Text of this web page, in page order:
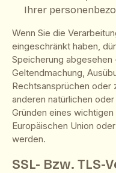
Ihrer
Wenn Sie die
eingeschränkt haben,
Speicherung abgesehen
Geltendmachung,
Rechtsansprüchen oder
anderen natürlichen
Gründen eines
Europäischen Union
werden.
SSL- Bzw. TLS-